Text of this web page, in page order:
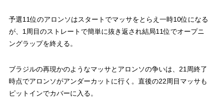
予選11位のアロンソはスタートでマッサをとらえ一時10位になる
が、1周目のストレートで簡単に抜き返され結局11位でオープニ
ングラップを終える。
ブラジルの再現かのようなマッサとアロンソの争いは、21周終了
時点でアロンソがアンダーカットに行く。直後の22周目マッサも
ピットインでカバーに入る。